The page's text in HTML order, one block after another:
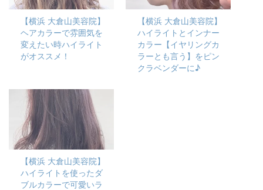
【横浜 大倉山美容院】
ヘアカラーで雰囲気を
変えたい時ハイライト
がオススメ！
【横浜 大倉山美容院】
ハイライトとインナー
カラー【イヤリングカ
ラーとも言う】をピン
クラベンダーに♪
【横浜 大倉山美容院】
ハイライトを使ったダ
ブルカラーで可愛いラ